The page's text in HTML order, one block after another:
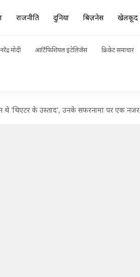
राजनीति दुनिया बिज़नेस खेलकूद
नरेंद्र मोदी आर्टिफिशियल इंटेलिजेंस क्रिकेट समाचार
थे 'थिएटर के उस्ताद', उनके सफरनामा पर एक नजर